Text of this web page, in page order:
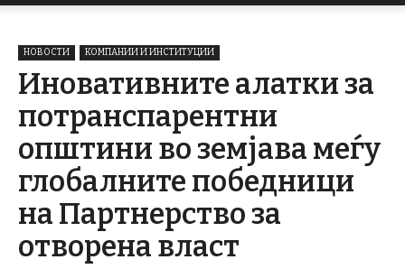
НОВОСТИ КОМПАНИИ И ИНСТИТУЦИИ
Иновативните алатки за
потранспарентни
општини во земјава меѓу
глобалните победници
на Партнерство за
отворена власт